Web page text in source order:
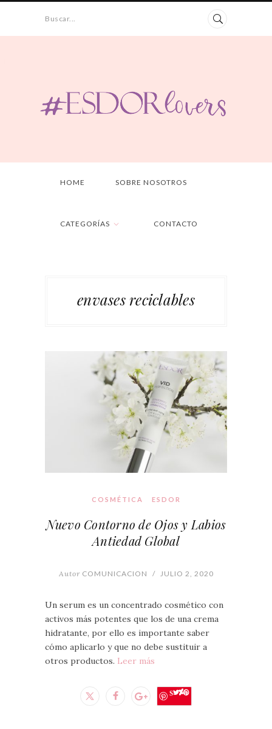
Buscar...
HOME SOBRE NOSOTROS
CATEGORÍAS CONTACTO
envases reciclables
COSMÉTICA ESDOR
Nuevo Contorno de Ojos y Labios
Antiedad Global
AutorCOMUNICACION / JULIO 2, 2020
Un serum es un concentrado cosmético con
activos más potentes que los de una crema
hidratante, por ello es importante saber
cómo aplicarlo y que no debe sustituir a
otros productos. Leer más
Save